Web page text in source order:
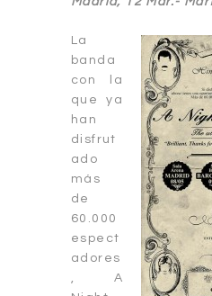
La
banda
con la
que ya
han
disfrut
ado
más
de
60.000
espect
adores
, A